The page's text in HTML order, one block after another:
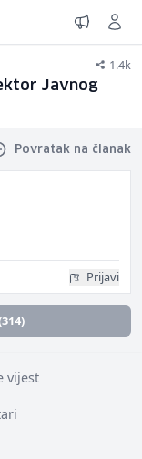
1.4k
Javnog
Povratak na članak
Prijavi
vijest